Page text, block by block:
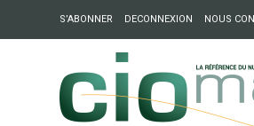
S’ABONNER DECONNEXION NOUS
: Partech Shaker lance